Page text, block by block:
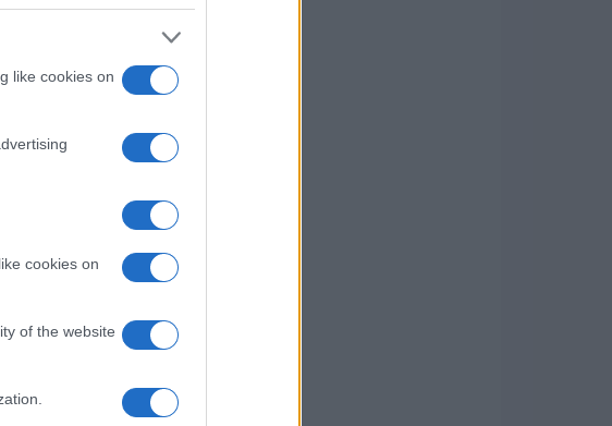
like cookies on
cookies on
of the website
la
No